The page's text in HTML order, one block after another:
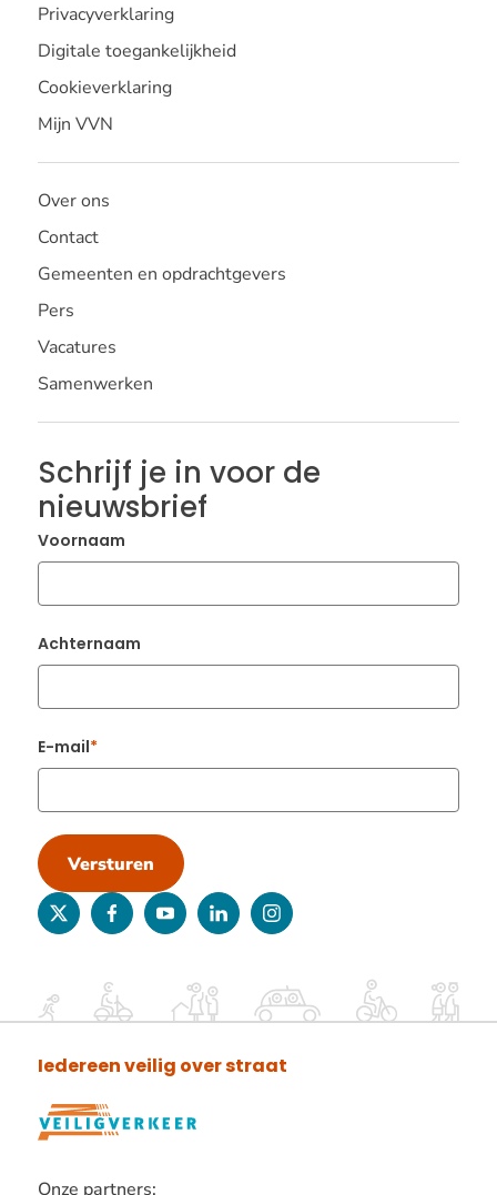
Privacyverklaring
Digitale toegankelijkheid
Cookieverklaring
Mijn VVN
Over ons
Contact
Gemeenten en opdrachtgevers
Pers
Vacatures
Samenwerken
Schrijf je in voor de
nieuwsbrief
Voornaam
Achternaam
E-mail
Versturen
twitterfacebookyoutubelinkedininstagram
Iedereen veilig over straat
Onze partners: